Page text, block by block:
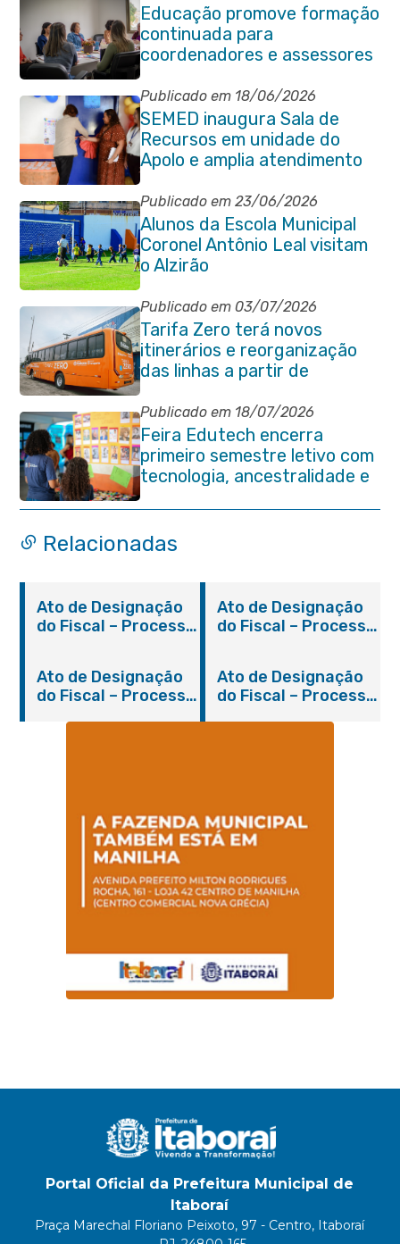
Educação promove formação
continuada para
coordenadores e assessores
escolares da rede municipal
Publicado em 18/06/2026
SEMED inaugura Sala de
Recursos em unidade do
Apolo e amplia atendimento
especializado na rede
municipal
Publicado em 23/06/2026
Alunos da Escola Municipal
Coronel Antônio Leal visitam
o Alzirão
Publicado em 03/07/2026
Tarifa Zero terá novos
itinerários e reorganização
das linhas a partir de
segunda-feira (06/07)
Publicado em 18/07/2026
Feira Edutech encerra
primeiro semestre letivo com
tecnologia, ancestralidade e
protagonismo estudantil em
Itaboraí
Relacionadas
Ato de Designação
do Fiscal – Processo
Ato de Designação
do Fiscal – Processo
Ato de Designação
do Fiscal – Processo
Ato de Designação
do Fiscal – Processo
Portal Oficial da Prefeitura Municipal de
Itaboraí
Praça Marechal Floriano Peixoto, 97 - Centro, Itaboraí